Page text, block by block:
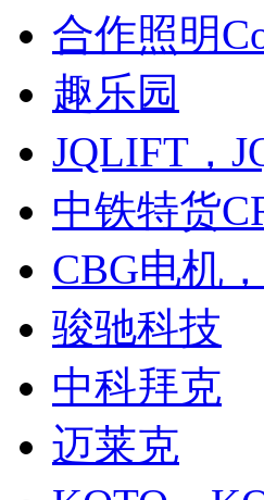
合作照明
趣乐园
JQLIFT，
中铁特货
CBG电机
骏驰科技
中科拜克
迈莱克